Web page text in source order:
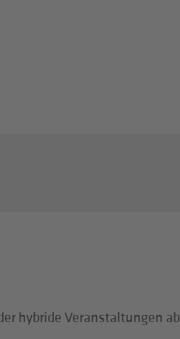
hybride Veranstaltungen ab